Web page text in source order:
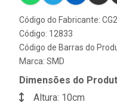
Código do Fabricante:
Código: 12833
Código de Barras do
Marca: SMD
Dimensões do
Altura: 10cm